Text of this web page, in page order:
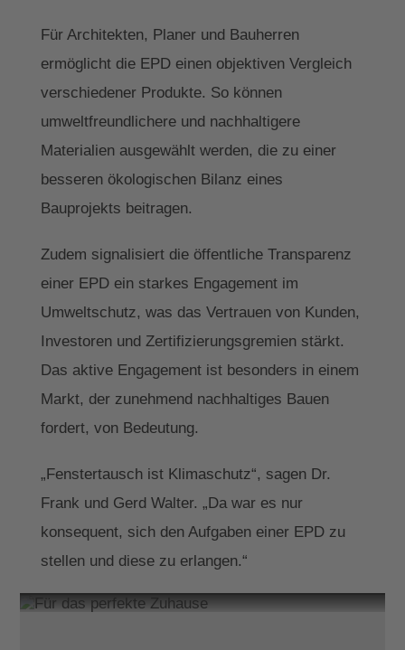
Für Architekten, Planer und Bauherren
ermöglicht die EPD einen objektiven Vergleich
verschiedener Produkte. So können
umweltfreundlichere und nachhaltigere
Materialien ausgewählt werden, die zu einer
besseren ökologischen Bilanz eines
Bauprojekts beitragen.
Zudem signalisiert die öffentliche Transparenz
einer EPD ein starkes Engagement im
Umweltschutz, was das Vertrauen von Kunden,
Investoren und Zertifizierungsgremien stärkt.
Das aktive Engagement ist besonders in einem
Markt, der zunehmend nachhaltiges Bauen
fordert, von Bedeutung.
„Fenstertausch ist Klimaschutz“, sagen Dr.
Frank und Gerd Walter. „Da war es nur
konsequent, sich den Aufgaben einer EPD zu
stellen und diese zu erlangen.“